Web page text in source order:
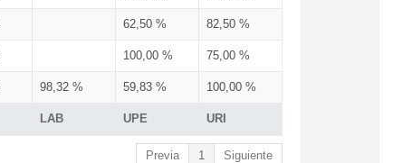
LAB UPE URI
62,50 % 82,50 %
100,00 % 75,00 %
98,32 % 59,83 % 100,00 %
Previa 1 Siguiente